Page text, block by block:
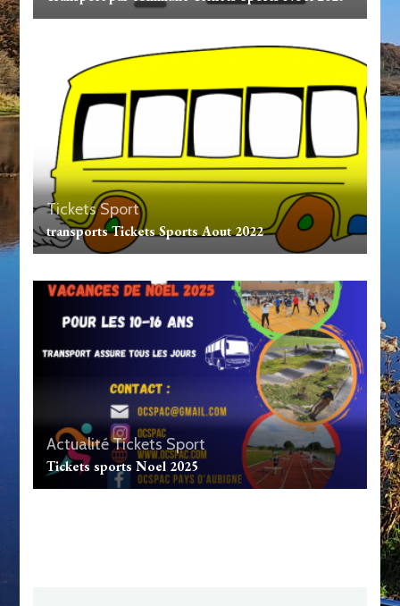
Tickets Sport
transports Tickets Sports Aout 2022
Actualité Tickets Sport
Tickets sports Noel 2025